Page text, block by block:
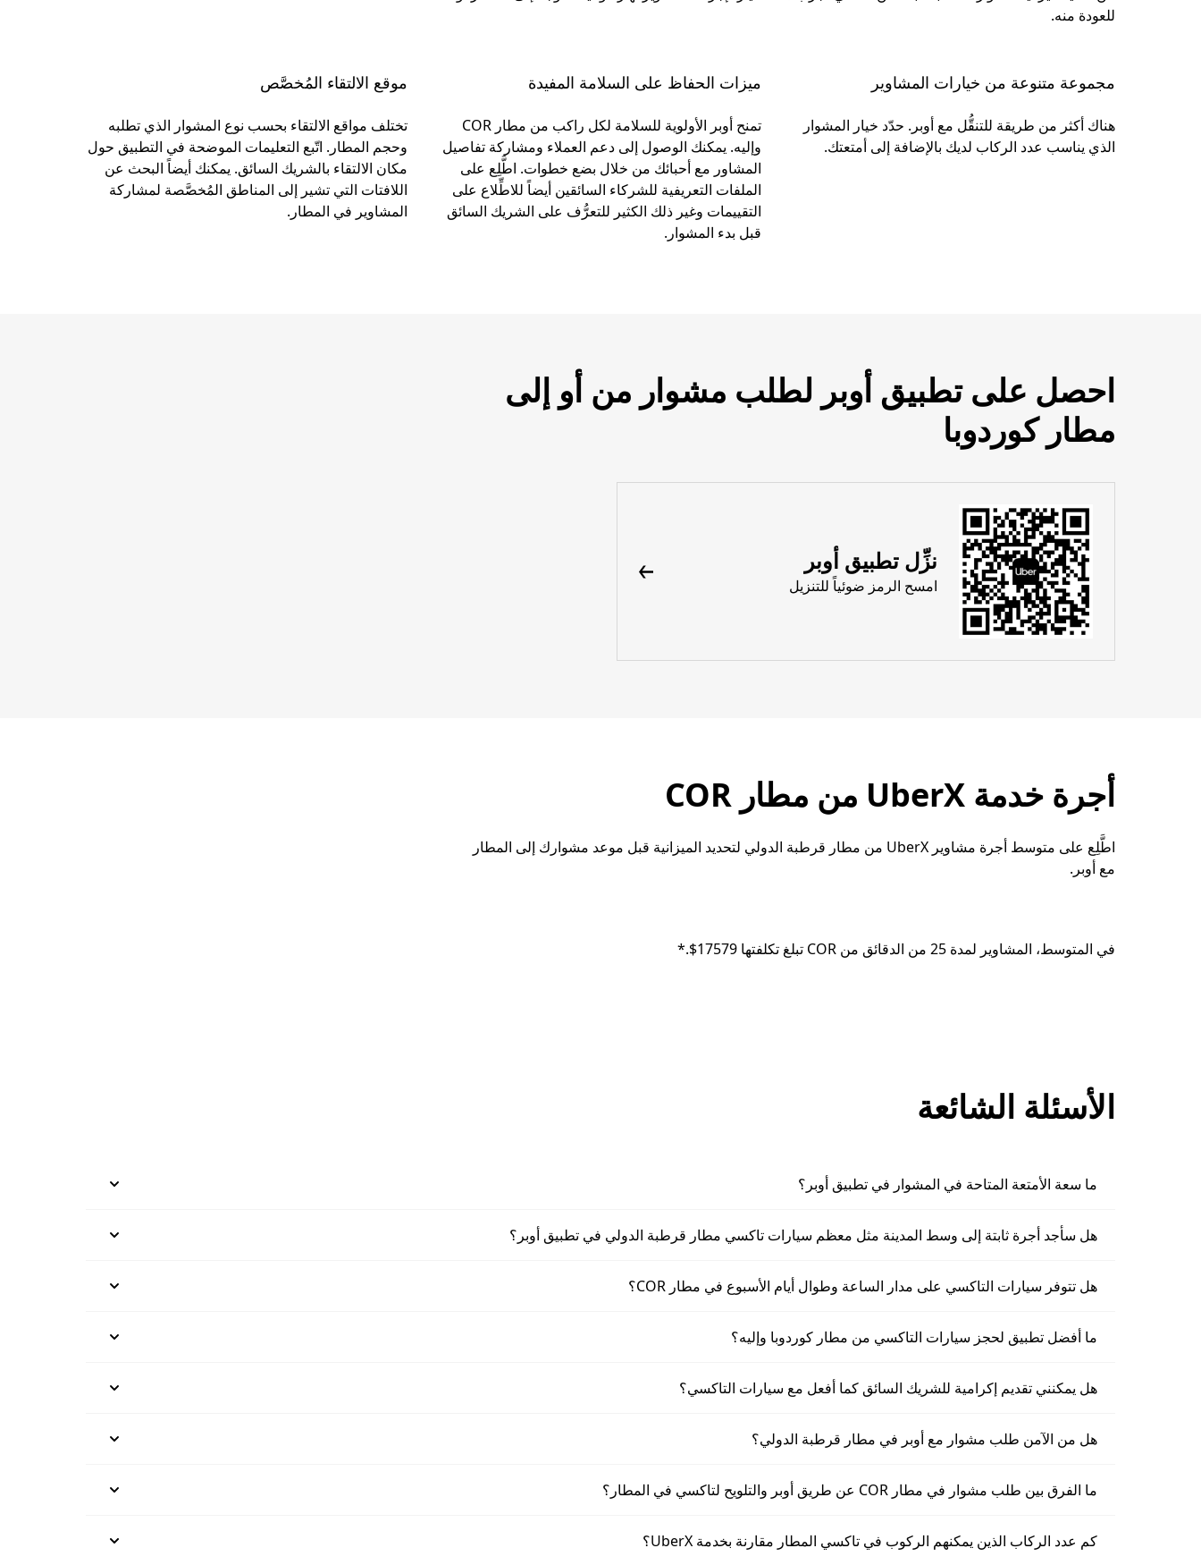
للعودة منه.
مجموعة متنوعة من خيارات المشاوير
هناك أكثر من طريقة للتنقُّل مع أوبر. حدّد خيار المشوار
الذي يناسب عدد الركاب لديك بالإضافة إلى أمتعتك.
ميزات الحفاظ على السلامة المفيدة
تمنح أوبر الأولوية للسلامة لكل راكب من مطار COR
وإليه. يمكنك الوصول إلى دعم العملاء ومشاركة تفاصيل
المشاور مع أحبائك من خلال بضع خطوات. اطَّلِع على
الملفات التعريفية للشركاء السائقين أيضاً للاطِّلاع على
التقييمات وغير ذلك الكثير للتعرُّف على الشريك السائق
قبل بدء المشوار.
موقع الالتقاء المُخصَّص
تختلف مواقع الالتقاء بحسب نوع المشوار الذي تطلبه
وحجم المطار. اتّبع التعليمات الموضحة في التطبيق حول
مكان الالتقاء بالشريك السائق. يمكنك أيضاً البحث عن
اللافتات التي تشير إلى المناطق المُخصَّصة لمشاركة
المشاوير في المطار.
احصل على تطبيق أوبر لطلب مشوار من أو إلى
مطار كوردوبا
نزِّل تطبيق أوبر
امسح الرمز ضوئياً للتنزيل
أجرة خدمة UberX من مطار COR
اطَّلِع على متوسط أجرة مشاوير UberX من مطار قرطبة الدولي لتحديد الميزانية قبل موعد مشوارك إلى المطار
مع أوبر.
في المتوسط، المشاوير لمدة 25 من الدقائق من COR تبلغ تكلفتها 17579$.*
الأسئلة الشائعة
ما سعة الأمتعة المتاحة في المشوار في تطبيق أوبر؟
هل سأجد أجرة ثابتة إلى وسط المدينة مثل معظم سيارات تاكسي مطار قرطبة الدولي في تطبيق أوبر؟
هل تتوفر سيارات التاكسي على مدار الساعة وطوال أيام الأسبوع في مطار COR؟
ما أفضل تطبيق لحجز سيارات التاكسي من مطار كوردوبا وإليه؟
هل يمكنني تقديم إكرامية للشريك السائق كما أفعل مع سيارات التاكسي؟
هل من الآمن طلب مشوار مع أوبر في مطار قرطبة الدولي؟
ما الفرق بين طلب مشوار في مطار COR عن طريق أوبر والتلويح لتاكسي في المطار؟
كم عدد الركاب الذين يمكنهم الركوب في تاكسي المطار مقارنة بخدمة UberX؟